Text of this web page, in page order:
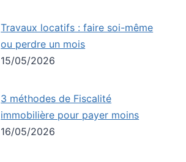
Travaux locatifs : faire soi-même
ou perdre un mois
15/05/2026
3 méthodes de Fiscalité
immobilière pour payer moins
16/05/2026